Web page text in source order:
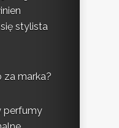
stylista
za marka?
perfumy